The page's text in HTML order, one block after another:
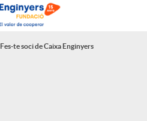
Fes-te soci de Caixa Enginyers